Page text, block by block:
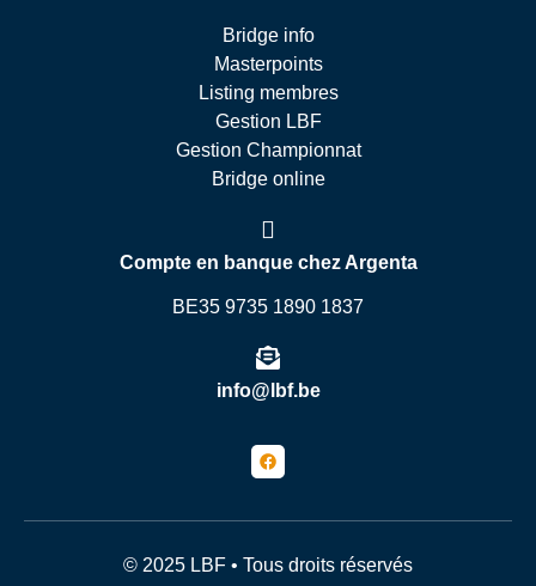
Bridge info
Masterpoints
Listing membres
Gestion LBF
Gestion Championnat
Bridge online
Compte en banque chez Argenta
BE35 9735 1890 1837
info@lbf.be
© 2025 LBF • Tous droits réservés